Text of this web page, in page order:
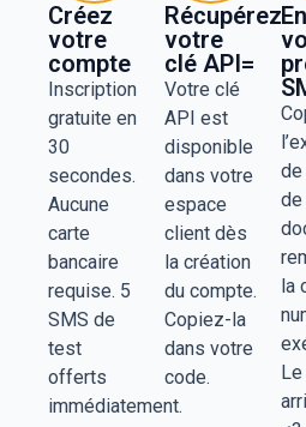
Créez
votre
compte
Inscription
gratuite en
30
secondes.
Aucune
carte
bancaire
requise. 5
SMS de
test
offerts
immédiatement.
Récupérez
votre
clé API=
Votre clé
API est
disponible
dans votre
espace
client dès
la création
du compte.
Copiez-la
dans votre
code.
de
de
la